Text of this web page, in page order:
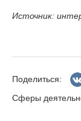
Источник:
Поделиться:
Сферы